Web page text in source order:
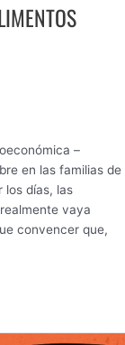
–
en las familias de
los días, las
vaya
convencer que,